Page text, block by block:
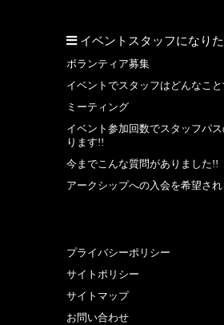
イベントスタッフになり
ボランティア募集
イベントでスタッフはどんなこと
ミーティング
イベント参加回数でスタッフパ
ります!!
今までこんな質問がありました!!
アークシップへの入会を希望さ
プライバシーポリシー
サイトポリシー
サイトマップ
お問い合わせ